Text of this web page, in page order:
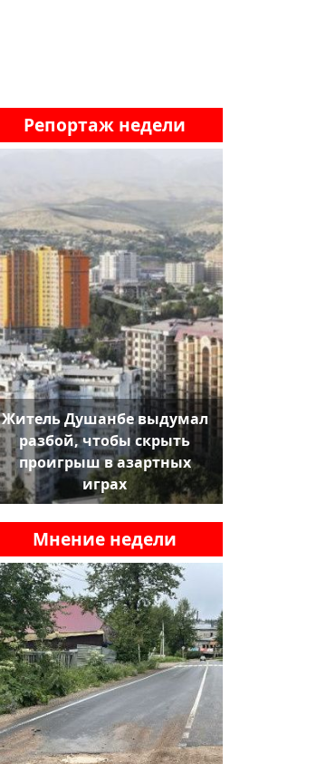
Репортаж недели
Житель Душанбе выдумал
разбой, чтобы скрыть
проигрыш в азартных
играх
Мнение недели